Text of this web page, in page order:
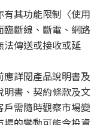
其功能限制〈使用
斷線、斷電、網路
法傳送或接收或延
詳閱產品說明書及
書、契約條款及文
需隨時觀察市場變